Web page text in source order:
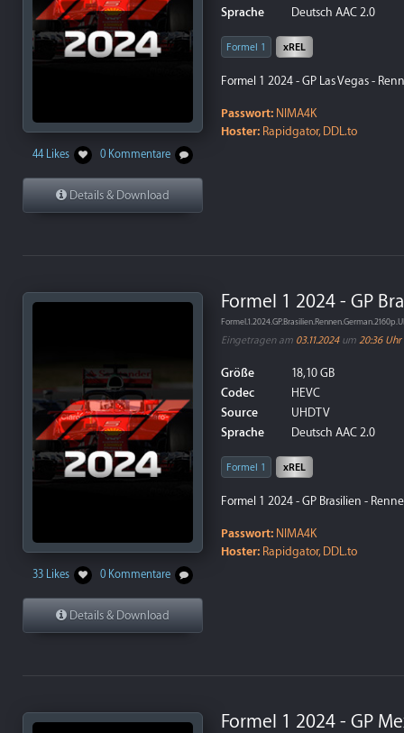
44 Likes 0 Kommentare
Details & Download
Sprache
Deutsch AAC 2.0
Formel 1 xREL
Formel 1 2024 - GP Las Vegas -
Passwort: NIMA4K
Hoster: Rapidgator, DDL.to
33 Likes 0 Kommentare
Details & Download
Formel 1 2024 - GP
Eingetragen am 03.11.2024um 20:36 Uhr
Größe
18,10 GB
Codec
HEVC
Source
UHDTV
Sprache
Deutsch AAC 2.0
Formel 1 xREL
Formel 1 2024 - GP Brasilien -
Passwort: NIMA4K
Hoster: Rapidgator, DDL.to
Formel 1 2024 - GP